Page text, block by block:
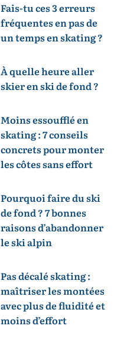
Fais-tu ces 3 erreurs
fréquentes en pas de
un temps en skating ?
À quelle heure aller
skier en ski de fond ?
Moins essoufflé en
skating : 7 conseils
concrets pour monter
les côtes sans effort
Pourquoi faire du ski
de fond ? 7 bonnes
raisons d’abandonner
le ski alpin
Pas décalé skating :
maîtriser les montées
avec plus de fluidité et
moins d’effort